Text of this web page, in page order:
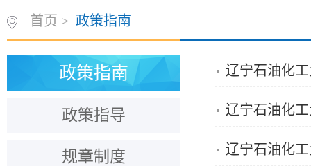
首页 > 政策指南
政策指南
政策指导
规章制度
辽宁石油化
辽宁石油化
辽宁石油化